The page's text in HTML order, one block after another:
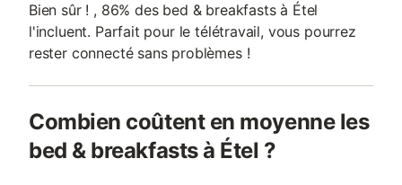
Bien sûr ! , 86% des bed & breakfasts à Étel
l'incluent. Parfait pour le télétravail, vous pourrez
rester connecté sans problèmes !
Combien coûtent en moyenne les
bed & breakfasts à Étel ?